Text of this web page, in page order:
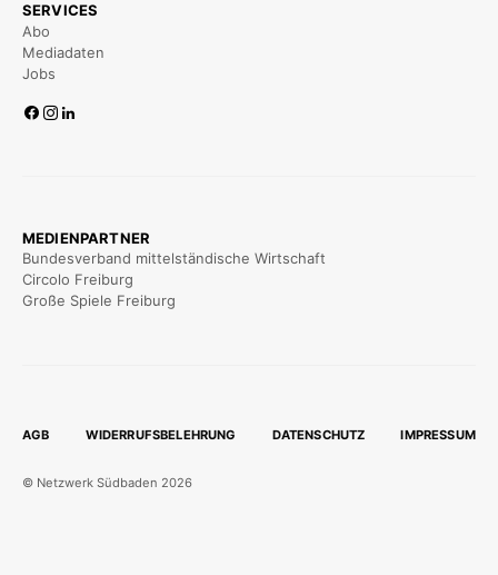
SERVICES
Abo
Mediadaten
Jobs
MEDIENPARTNER
Bundesverband mittelständische Wirtschaft
Circolo Freiburg
Große Spiele Freiburg
AGB WIDERRUFSBELEHRUNG DATENSCHUTZ IMPRESSUM
© Netzwerk Südbaden 2026